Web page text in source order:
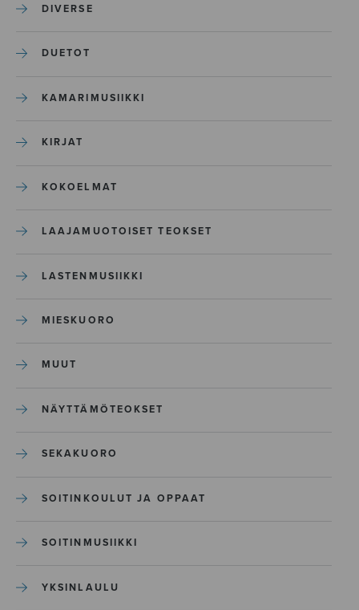
DIVERSE
DUETOT
KAMARIMUSIIKKI
KIRJAT
KOKOELMAT
LAAJAMUOTOISET TEOKSET
LASTENMUSIIKKI
MIESKUORO
MUUT
NÄYTTÄMÖTEOKSET
SEKAKUORO
SOITINKOULUT JA OPPAAT
SOITINMUSIIKKI
YKSINLAULU